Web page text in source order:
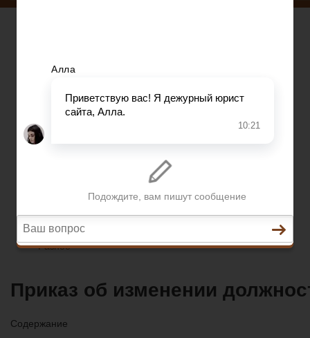
Предпринимательское право
Трудовое право
Пенсионное страхование
Кредитование
Предпринимательское право
Разное
Приказ об изменении
Содержание